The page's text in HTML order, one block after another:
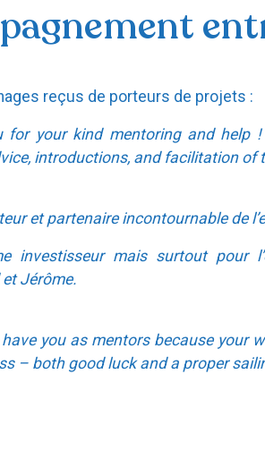
reçus de porteurs de projets :
your kind mentoring and help !
introductions, and facilitation of
et partenaire incontournable de
investisseur mais surtout pour
Jérôme.
you as mentors because your
– both good luck and a proper